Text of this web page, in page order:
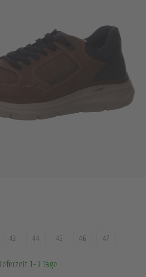
1-3 Tage
43 44 45 46 47